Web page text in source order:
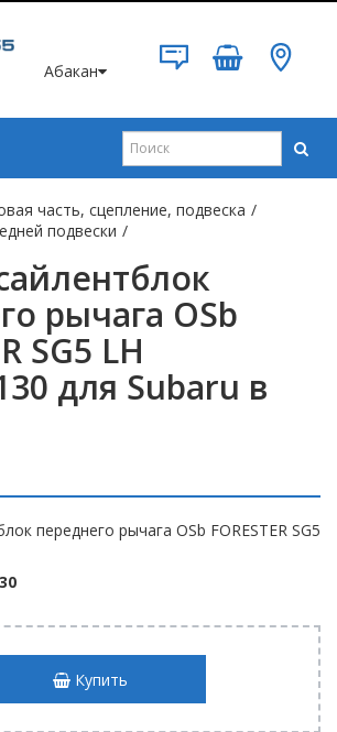
Абакан
часть, сцепление, подвеска /
подвески /
рычага OSb
SG5 LH
для Subaru в
Купить